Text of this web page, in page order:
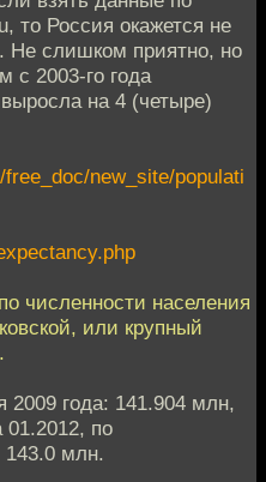
то Россия окажется не
Не слишком приятно, но
с 2003-го года
на 4 (четыре)
new_site/populati
численности населения
или крупный
2009 года: 141.904 млн,
01.2012, по
млн.